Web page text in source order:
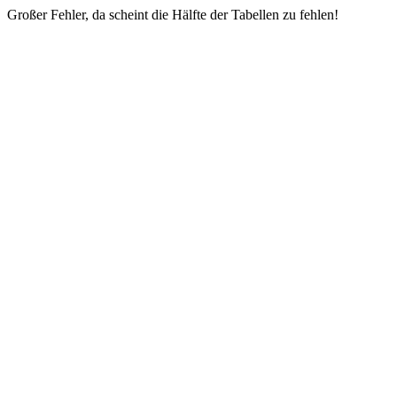
Großer Fehler, da scheint die Hälfte der Tabellen zu fehlen!